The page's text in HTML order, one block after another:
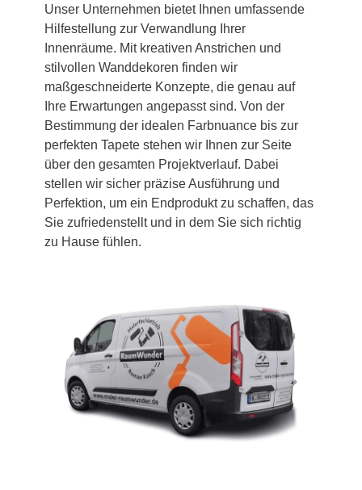
Unser Unternehmen bietet Ihnen umfassende
Hilfestellung zur Verwandlung Ihrer
Innenräume. Mit kreativen Anstrichen und
stilvollen Wanddekoren finden wir
maßgeschneiderte Konzepte, die genau auf
Ihre Erwartungen angepasst sind. Von der
Bestimmung der idealen Farbnuance bis zur
perfekten Tapete stehen wir Ihnen zur Seite
über den gesamten Projektverlauf. Dabei
stellen wir sicher präzise Ausführung und
Perfektion, um ein Endprodukt zu schaffen, das
Sie zufriedenstellt und in dem Sie sich richtig
zu Hause fühlen.